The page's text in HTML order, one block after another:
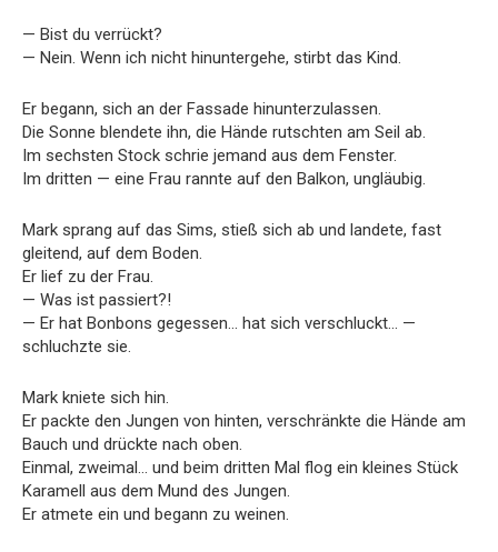
— Bist du verrückt?
— Nein. Wenn ich nicht hinuntergehe, stirbt das Kind.
Er begann, sich an der Fassade hinunterzulassen.
Die Sonne blendete ihn, die Hände rutschten am Seil ab.
Im sechsten Stock schrie jemand aus dem Fenster.
Im dritten — eine Frau rannte auf den Balkon, ungläubig.
Mark sprang auf das Sims, stieß sich ab und landete, fast
gleitend, auf dem Boden.
Er lief zu der Frau.
— Was ist passiert?!
— Er hat Bonbons gegessen… hat sich verschluckt… —
schluchzte sie.
Mark kniete sich hin.
Er packte den Jungen von hinten, verschränkte die Hände am
Bauch und drückte nach oben.
Einmal, zweimal… und beim dritten Mal flog ein kleines Stück
Karamell aus dem Mund des Jungen.
Er atmete ein und begann zu weinen.